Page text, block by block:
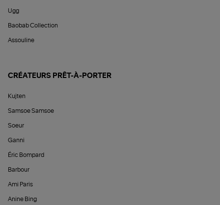
Ugg
Baobab Collection
Assouline
CRÉATEURS PRÊT-À-PORTER
Kujten
Samsoe Samsoe
Soeur
Ganni
Éric Bompard
Barbour
Ami Paris
Anine Bing